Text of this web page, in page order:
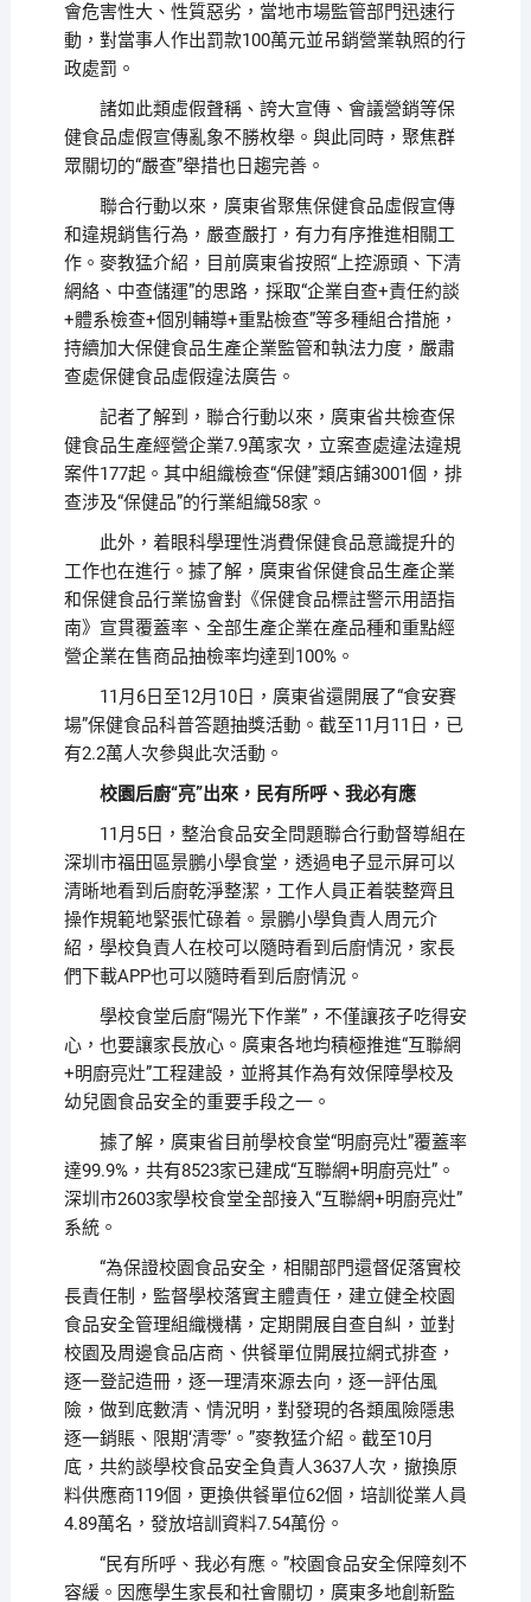
會危害性大、性質惡劣，當地市場監管部門迅速行
動，對當事人作出罰款100萬元並吊銷營業執照的行
政處罰。
諸如此類虛假聲稱、誇大宣傳、會議營銷等保
健食品虛假宣傳亂象不勝枚舉。與此同時，聚焦群
眾關切的“嚴查”舉措也日趨完善。
聯合行動以來，廣東省聚焦保健食品虛假宣傳
和違規銷售行為，嚴查嚴打，有力有序推進相關工
作。麥教猛介紹，目前廣東省按照“上控源頭、下清
網絡、中查儲運”的思路，採取“企業自查+責任約談
+體系檢查+個別輔導+重點檢查”等多種組合措施，
持續加大保健食品生產企業監管和執法力度，嚴肅
查處保健食品虛假違法廣告。
記者了解到，聯合行動以來，廣東省共檢查保
健食品生產經營企業7.9萬家次，立案查處違法違規
案件177起。其中組織檢查“保健”類店鋪3001個，排
查涉及“保健品”的行業組織58家。
此外，着眼科學理性消費保健食品意識提升的
工作也在進行。據了解，廣東省保健食品生產企業
和保健食品行業協會對《保健食品標註警示用語指
南》宣貫覆蓋率、全部生產企業在產品種和重點經
營企業在售商品抽檢率均達到100%。
11月6日至12月10日，廣東省還開展了“食安賽
場”保健食品科普答題抽獎活動。截至11月11日，已
有2.2萬人次參與此次活動。
校園后廚“亮”出來，民有所呼、我必有應
11月5日，整治食品安全問題聯合行動督導組在
深圳市福田區景鵬小學食堂，透過电子显示屏可以
清晰地看到后廚乾淨整潔，工作人員正着裝整齊且
操作規範地緊張忙碌着。景鵬小學負責人周元介
紹，學校負責人在校可以隨時看到后廚情況，家長
們下載APP也可以隨時看到后廚情況。
學校食堂后廚“陽光下作業”，不僅讓孩子吃得安
心，也要讓家長放心。廣東各地均積極推進“互聯網
+明廚亮灶”工程建設，並將其作為有效保障學校及
幼兒園食品安全的重要手段之一。
據了解，廣東省目前學校食堂“明廚亮灶”覆蓋率
達99.9%，共有8523家已建成“互聯網+明廚亮灶”。
深圳市2603家學校食堂全部接入“互聯網+明廚亮灶”
系統。
“為保證校園食品安全，相關部門還督促落實校
長責任制，監督學校落實主體責任，建立健全校園
食品安全管理組織機構，定期開展自查自糾，並對
校園及周邊食品店商、供餐單位開展拉網式排查，
逐一登記造冊，逐一理清來源去向，逐一評估風
險，做到底數清、情況明，對發現的各類風險隱患
逐一銷賬、限期‘清零’。”麥教猛介紹。截至10月
底，共約談學校食品安全負責人3637人次，撤換原
料供應商119個，更換供餐單位62個，培訓從業人員
4.89萬名，發放培訓資料7.54萬份。
“民有所呼、我必有應。”校園食品安全保障刻不
容緩。因應學生家長和社會關切，廣東多地創新監